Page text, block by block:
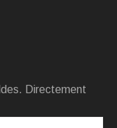
Directement